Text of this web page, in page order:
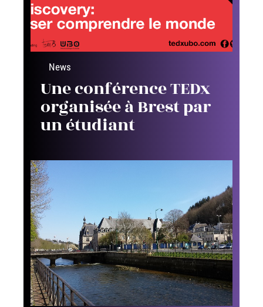
News
Une conférence TEDx
organisée à Brest par
un étudiant